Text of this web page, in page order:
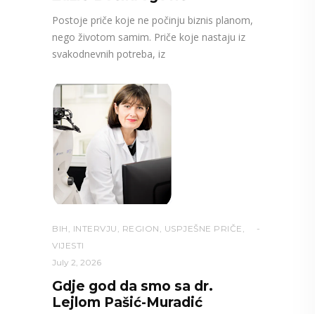
Postoje priče koje ne počinju biznis planom,
nego životom samim. Priče koje nastaju iz
svakodnevnih potreba, iz
BIH INTERVJU REGION USPJEŠNE PRIČE
VIJESTI
July 2, 2026
Gdje god da smo sa dr.
Lejlom Pašić-Muradić